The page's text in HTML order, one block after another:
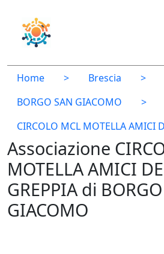
Home > Brescia
>
BORGO SAN GIACOMO
>
CIRCOLO MCL MOTELLA AMICI
Associazione
MOTELLA AMICI
GREPPIA di
GIACOMO